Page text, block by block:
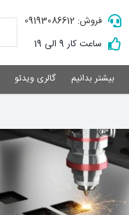
فروش: 09193086612
ساعت کار 9 الی 19
بیشتر بدانیم گالری ویدئو